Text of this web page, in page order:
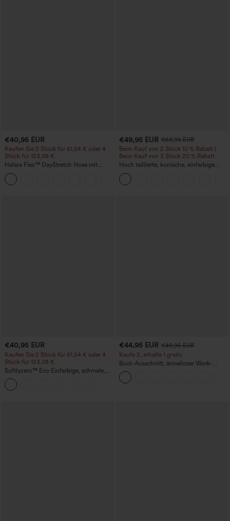
€40,95 EUR
Kaufen Sie 2 Stück für 61,54 € oder 4
Stück für 123,08 €.
Halara Flex™ DayStretch Hose mit
mittlerer Bundhöhe, seitlicher
Reißverschlusstasche und
Work‑Flare‑Schnitt
€49,95 EUR €53,95 EUR
Beim Kauf von 2 Stück 10 % Rabatt |
Beim Kauf von 3 Stück 20 % Rabatt
Hoch taillierte, konische, einfarbige
Anzughose mit Seitentaschen
€40,95 EUR
Kaufen Sie 2 Stück für 61,54 € oder 4
Stück für 123,08 €.
Softlyzero™ Eco Einfarbige, schmale,
hoch taillierte Wanderhose mit
mehreren Taschen
€44,95 EUR €49,95 EUR
Kaufe 2, erhalte 1 gratis
Boot-Ausschnitt, ärmelloser Work-
Jumpsuit mit seitlicher Bindung,
kühlender Cool-Touch-Effekt, gestreift
und mit Taschen – Easy Peezy Edition